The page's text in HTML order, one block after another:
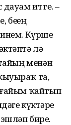
дауам итте. –
инем. Күрше
лә
менән
та,
ҡайтып
күктәрҙе
бирҙе.